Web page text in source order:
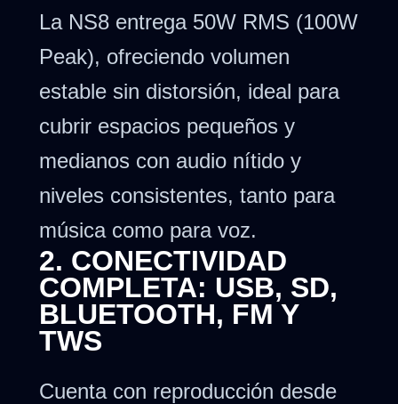
La NS8 entrega 50W RMS (100W
Peak), ofreciendo volumen
estable sin distorsión, ideal para
cubrir espacios pequeños y
medianos con audio nítido y
niveles consistentes, tanto para
música como para voz.
2. CONECTIVIDAD
COMPLETA: USB, SD,
BLUETOOTH, FM Y
TWS
Cuenta con reproducción desde